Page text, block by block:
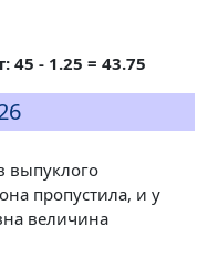
- 1.25 = 43.75
выпуклого
пропустила, и у
величина